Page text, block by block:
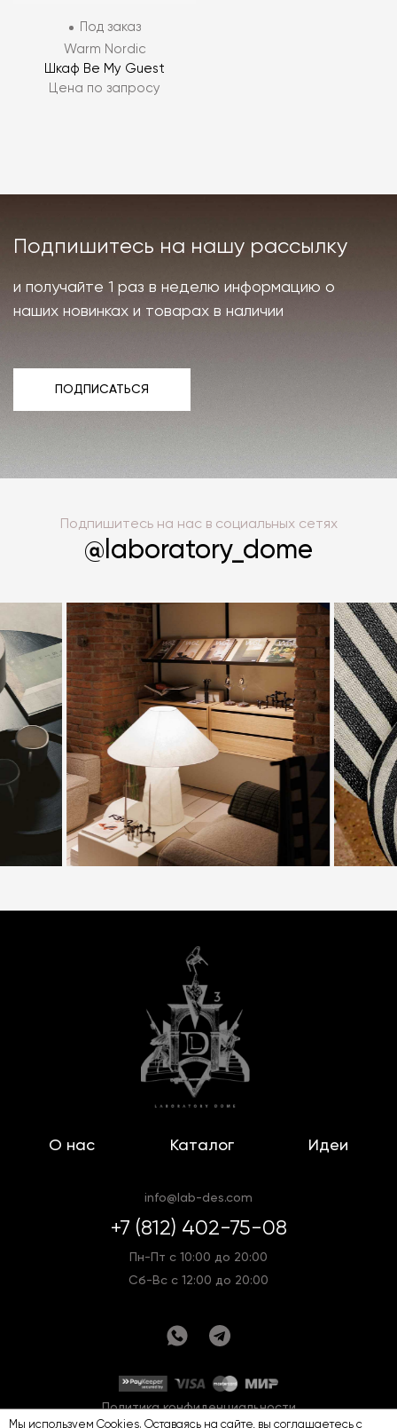
Мы используем Cookies. Оставаясь на сайте, вы соглашаетесь с
Под заказ
Warm Nordic
Шкаф Be My Guest
Цена по запросу
Подпишитесь на нашу рассылку
и получайте 1 раз в неделю информацию о
наших новинках и товарах в наличии
ПОДПИСАТЬСЯ
Подпишитесь на нас в социальных сетях
@laboratory_dome
О нас Каталог Идеи
info@lab-des.com
+7 (812) 402-75-08
Пн-Пт с 10:00 до 20:00
Сб-Вс с 12:00 до 20:00
Политика конфиденциальности